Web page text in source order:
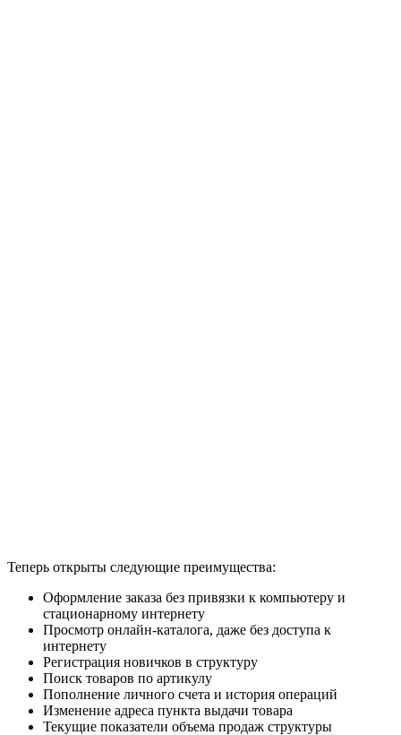
Теперь открыты следующие преимущества:
Оформление заказа без привязки к компьютеру и
стационарному интернету
Просмотр онлайн-каталога, даже без доступа к
интернету
Регистрация новичков в структуру
Поиск товаров по артикулу
Пополнение личного счета и история операций
Изменение адреса пункта выдачи товара
Текущие показатели объема продаж структуры